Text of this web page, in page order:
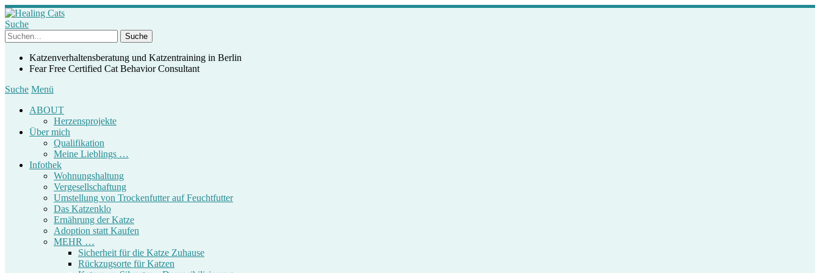
Suche
Katzenverhaltensberatung und Katzentraining in Berlin
Fear Free Certified Cat Behavior Consultant
Suche Menü
ABOUT
Herzensprojekte
Über mich
Qualifikation
Meine Lieblings …
Infothek
Wohnungshaltung
Vergesellschaftung
Umstellung von Trockenfutter auf Feuchtfutter
Das Katzenklo
Ernährung der Katze
Adoption statt Kaufen
MEHR …
Sicherheit für die Katze Zuhause
Rückzugsorte für Katzen